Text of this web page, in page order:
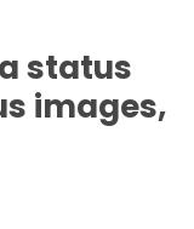
status
images,